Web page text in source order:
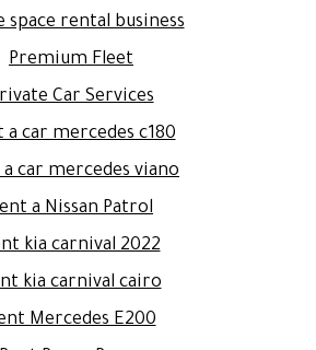
space rental business
Premium Fleet
Car Services
car mercedes c180
car mercedes viano
a Nissan Patrol
kia carnival 2022
kia carnival cairo
Mercedes E200